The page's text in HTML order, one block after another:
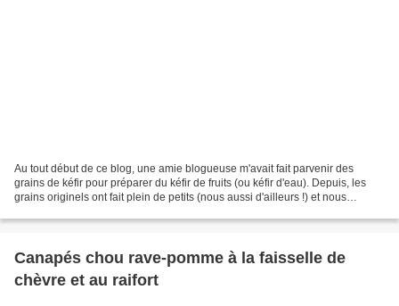
Au tout début de ce blog, une amie blogueuse m'avait fait parvenir des
grains de kéfir pour préparer du kéfir de fruits (ou kéfir d'eau). Depuis, les
grains originels ont fait plein de petits (nous aussi d'ailleurs !) et nous
Canapés chou rave-pomme à la faisselle de
chèvre et au raifort